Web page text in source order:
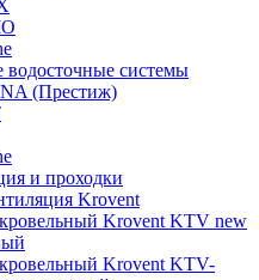
водосточные системы
(Престиж)
и проходки
Krovent
Krovent KTV new
Krovent KTV-